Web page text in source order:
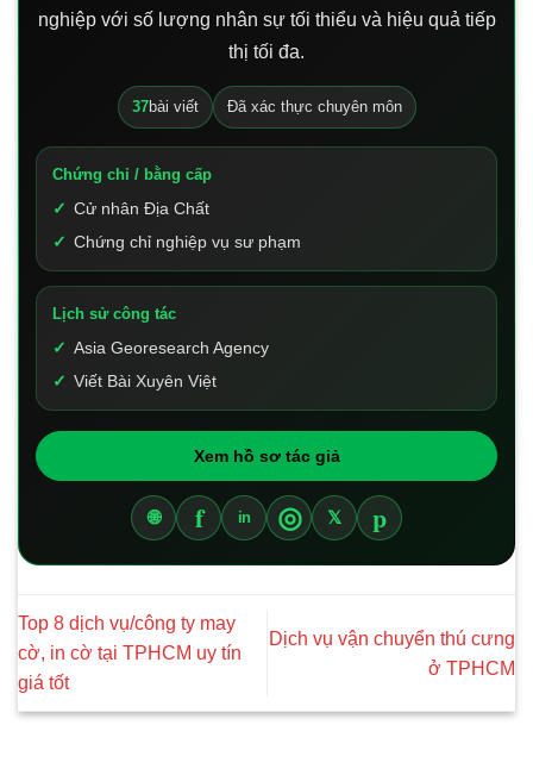
nghiệp với số lượng nhân sự tối thiểu và hiệu quả tiếp
thị tối đa.
37bài viết Đã xác thực chuyên môn
Chứng chỉ / bằng cấp
Cử nhân Địa Chất
Chứng chỉ nghiệp vụ sư phạm
Lịch sử công tác
Asia Georesearch Agency
Viết Bài Xuyên Việt
Xem hồ sơ tác giả
🌐 f in ◎ 𝕏 p
Top 8 dịch vụ/công ty may
cờ, in cờ tại TPHCM uy tín
giá tốt
Dịch vụ vận chuyển thú cưng
ở TPHCM